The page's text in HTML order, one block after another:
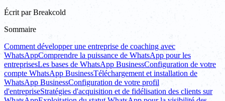
Écrit par Breakcold
Sommaire
Comment développer une entreprise de coaching avec
WhatsAppComprendre la puissance de WhatsApp pour les
entreprisesLes bases de WhatsApp BusinessConfiguration de votre
compte WhatsApp BusinessTéléchargement et installation de
WhatsApp BusinessConfiguration de votre profil
d'entrepriseStratégies d'acquisition et de fidélisation des clients sur